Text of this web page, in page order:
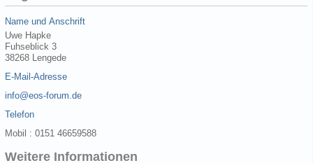
Name und Anschrift
Uwe Hapke
Fuhseblick 3
38268 Lengede
E-Mail-Adresse
info@eos-forum.de
Telefon
Mobil : 0151 46659588
Weitere Informationen